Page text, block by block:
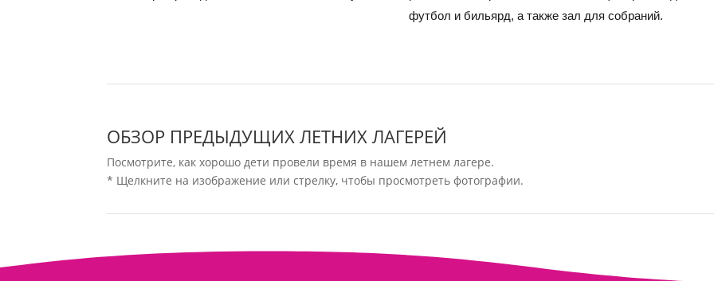
футбол и бильярд, а также зал для собраний.
ОБЗОР ПРЕДЫДУЩИХ ЛЕТНИХ ЛАГЕРЕЙ
Посмотрите, как хорошо дети провели время в нашем летнем лагере.
* Щелкните на изображение или стрелку, чтобы просмотреть фотографии.